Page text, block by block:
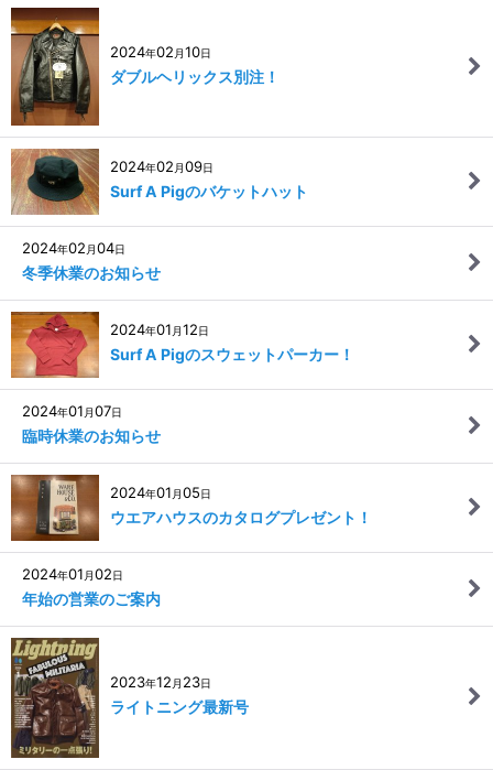
2024年02 月10日
ダブルヘリックス別注！
2024年02 月09日
Surf A Pigのバケットハット
2024年02 月04日
冬季休業のお知らせ
2024年01 月12日
Surf A Pigのスウェットパーカー！
2024年01 月07日
臨時休業のお知らせ
2024年01 月05日
ウエアハウスのカタログプレゼント！
2024年01 月02日
年始の営業のご案内
2023年12 月 23日
ライトニング最新号